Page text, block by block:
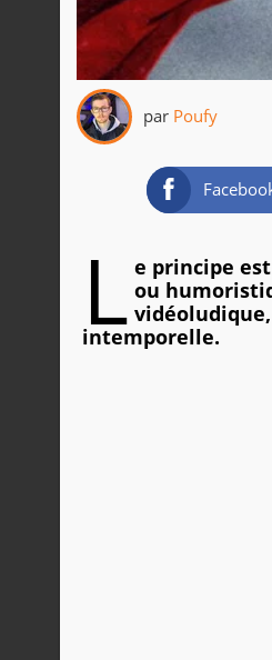
par Poufy
L e principe
ou
intemporelle.